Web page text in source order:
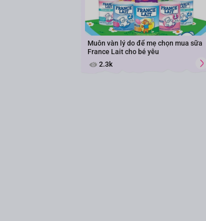
Muôn vàn lý do để mẹ chọn mua sữa
France Lait cho bé yêu
2.3k